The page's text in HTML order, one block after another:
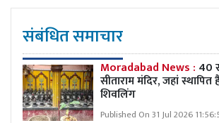
संबंधित समाचार
Moradabad News : 40
सीताराम मंदिर, जहां स्थापित
शिवलिंग
Published On 31 Jul 2026